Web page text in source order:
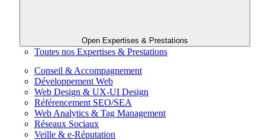
Open Expertises & Prestations
Toutes nos Expertises & Prestations
Conseil & Accompagnement
Développement Web
Web Design & UX-UI Design
Référencement SEO/SEA
Web Analytics & Tag Management
Réseaux Sociaux
Veille & e-Réputation